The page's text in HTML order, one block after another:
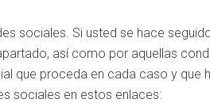
sociales. Si usted se hace
así como por aquellas
que proceda en cada caso y que
sociales en estos enlaces: